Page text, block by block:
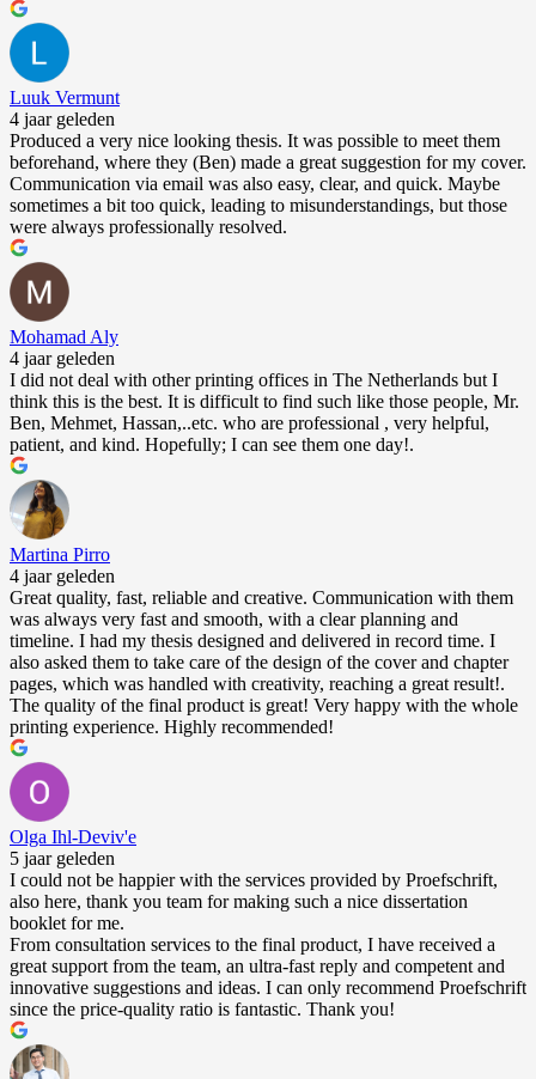
Luuk Vermunt
4 jaar geleden
Produced a very nice looking thesis. It was possible to meet them
beforehand, where they (Ben) made a great suggestion for my cover.
Communication via email was also easy, clear, and quick. Maybe
sometimes a bit too quick, leading to misunderstandings, but those
were always professionally resolved.
Mohamad Aly
4 jaar geleden
I did not deal with other printing offices in The Netherlands but I
think this is the best. It is difficult to find such like those people, Mr.
Ben, Mehmet, Hassan,..etc. who are professional , very helpful,
patient, and kind. Hopefully; I can see them one day!.
Martina Pirro
4 jaar geleden
Great quality, fast, reliable and creative. Communication with them
was always very fast and smooth, with a clear planning and
timeline. I had my thesis designed and delivered in record time. I
also asked them to take care of the design of the cover and chapter
pages, which was handled with creativity, reaching a great result!.
The quality of the final product is great! Very happy with the whole
printing experience. Highly recommended!
Olga Ihl-Deviv'e
5 jaar geleden
I could not be happier with the services provided by Proefschrift,
also here, thank you team for making such a nice dissertation
booklet for me.
From consultation services to the final product, I have received a
great support from the team, an ultra-fast reply and competent and
innovative suggestions and ideas. I can only recommend Proefschrift
since the price-quality ratio is fantastic. Thank you!